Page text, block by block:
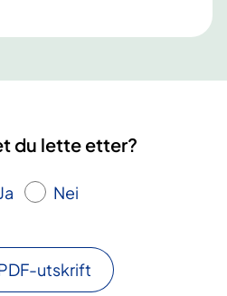
du lette etter?
Ja Nei
utskrift